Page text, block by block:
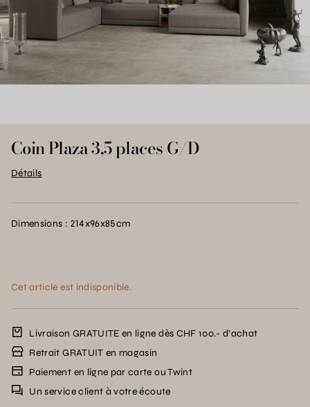
Coin Plaza 3,5 places G/D
Détails
Dimensions : 214x96x85cm
Cet article est indisponible.
Livraison GRATUITE en ligne dès CHF 100.- d’achat
Retrait GRATUIT en magasin
Paiement en ligne par carte ou Twint
Un service client à votre écoute